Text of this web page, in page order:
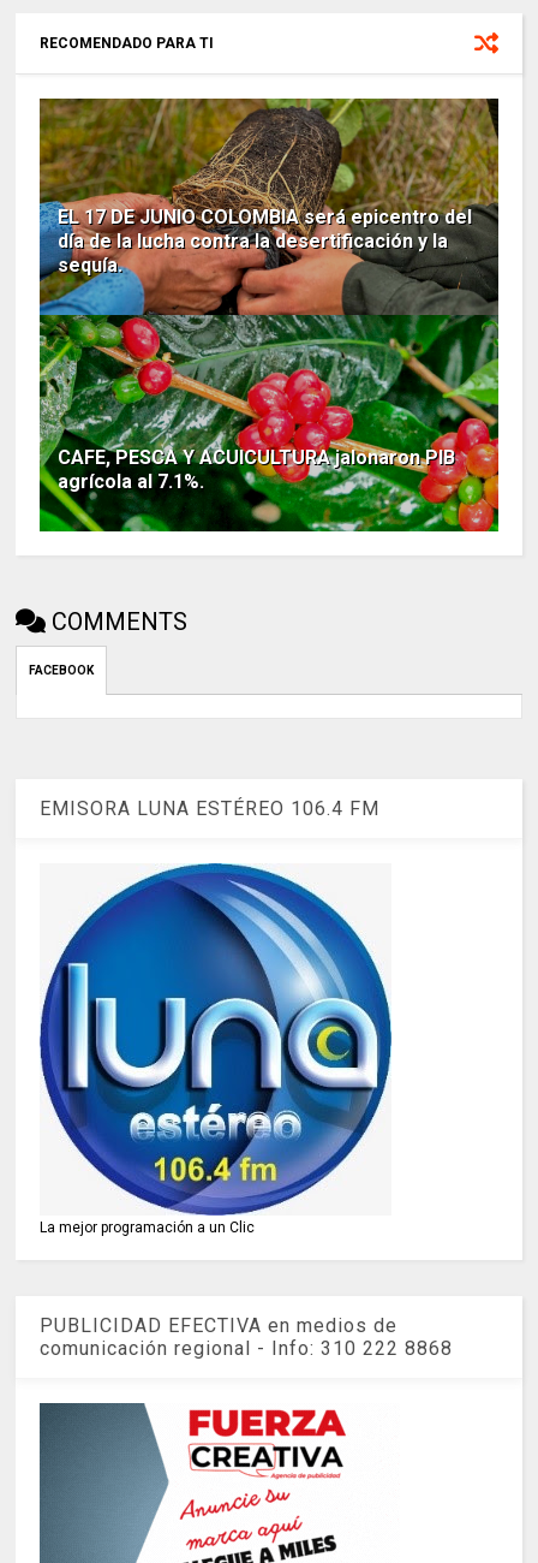
RECOMENDADO PARA TI
EL 17 DE JUNIO COLOMBIA será epicentro del
día de la lucha contra la desertificación y la
sequía.
CAFE, PESCA Y ACUICULTURA jalonaron PIB
agrícola al 7.1%.
COMMENTS
FACEBOOK
EMISORA LUNA ESTÉREO 106.4 FM
La mejor programación a un Clic
PUBLICIDAD EFECTIVA en medios de
comunicación regional - Info: 310 222 8868